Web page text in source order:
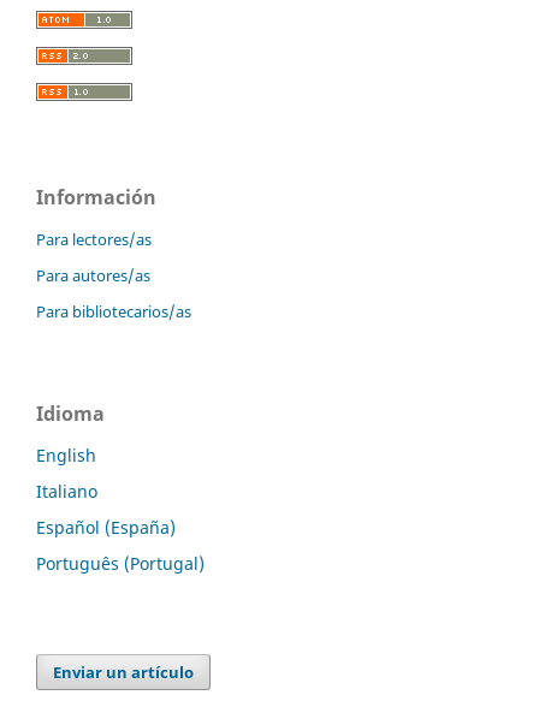
Información
Para lectores/as
Para autores/as
Para bibliotecarios/as
Idioma
English
Italiano
Español (España)
Português (Portugal)
Enviar un artículo